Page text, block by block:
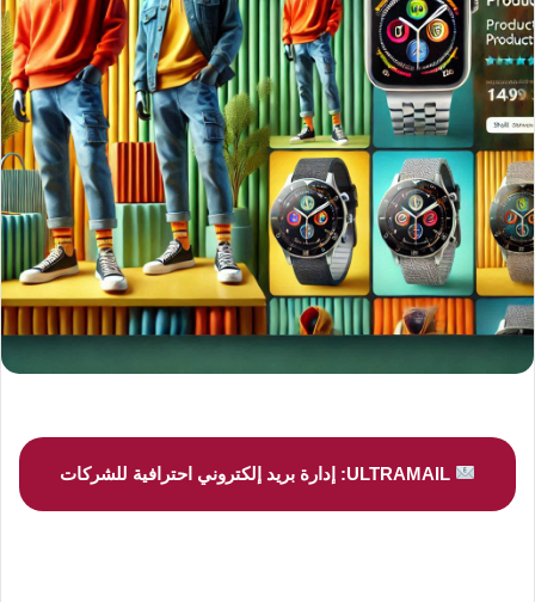
ULTRAMAIL: إدارة بريد إلكتروني احترافية للشركات